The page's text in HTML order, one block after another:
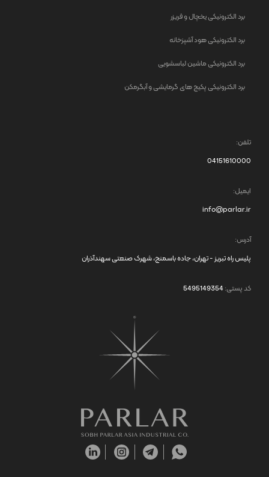
برد الکترونیکی یخچال و فریزر
برد الکترونیکی هود آشپزخانه
برد الکترونیکی ماشین لباسشویی
برد الکترونیکی پکیج های گرمایشی و آبگرمکن
تلفن:
04151610000
ایمیل:
info@parlar.ir
آدرس:
پلیس راه تبریز - تهران، جاده باسمنج، شهرک صنعتی سهندآذران
کد پستی:5495149354